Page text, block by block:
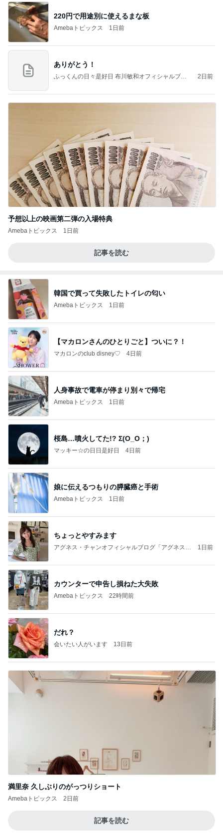
220円で用途別に使えるまな板
Amebaトピックス 1日前
ありがとう！
ふっくんの日々是好日 布川敏和オフィシャルブロ
2日前
予想以上の映画第二弾の入場特典
Amebaトピックス 1日前
記事を読む
韓国で買って失敗したトイレの匂い
Amebaトピックス 1日前
【マカロンさんのひとりごと】ついに？！
マカロンのclub disney♡ 4日前
人身事故で電車が停まり別々で帰宅
Amebaトピックス 1日前
桜島…噴火してた!? Σ(O_O；)
マッキー☆の日日是好日 4日前
娘に伝えるつもりの膵臓癌と手術
Amebaトピックス 1日前
ちょっとやすみます
アグネス・チャンオフィシャルブログ「アグネスち
1日前
カウンターで申告し損ねた大失敗
Amebaトピックス 22時間前
だれ？
会いたい人がいます 13日前
満里奈 久しぶりのがっつりショート
Amebaトピックス 2日前
記事を読む